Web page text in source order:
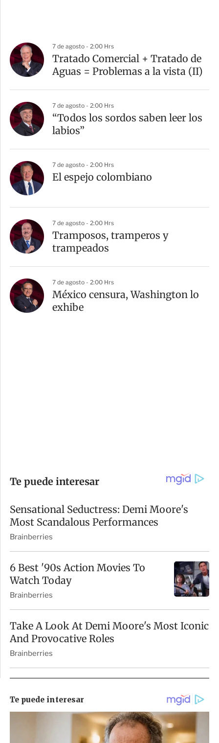
7 de agosto - 2:00 Hrs
Tratado Comercial + Tratado de
Aguas = Problemas a la vista (II)
7 de agosto - 2:00 Hrs
“Todos los sordos saben leer los
labios”
7 de agosto - 2:00 Hrs
El espejo colombiano
7 de agosto - 2:00 Hrs
Tramposos, tramperos y
trampeados
7 de agosto - 2:00 Hrs
México censura, Washington lo
exhibe